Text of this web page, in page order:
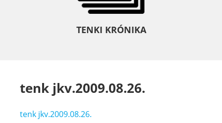
TENKI KRÓNIKA
tenk jkv.2009.08.26.
tenk jkv.2009.08.26.